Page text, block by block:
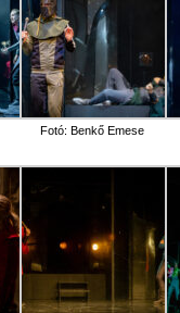
Fotó: Benkő Emese